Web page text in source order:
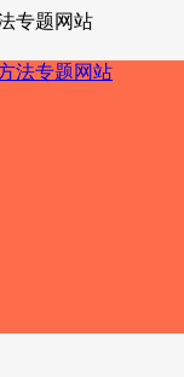
专题网站